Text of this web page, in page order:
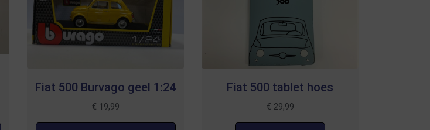
Fiat 500 Burvago geel 1:24
€ 19,99
Fiat 500 tablet hoes
€ 29,99